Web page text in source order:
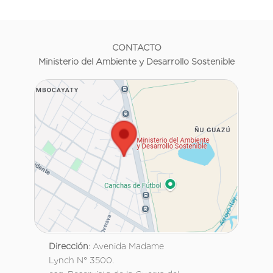
CONTACTO
Ministerio del Ambiente y Desarrollo Sostenible
Dirección: Avenida Madame
Lynch N° 3500.